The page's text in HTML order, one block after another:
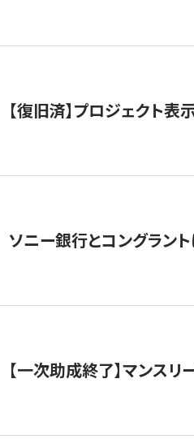
【復旧済】プロジェクト
ソニー銀行とコングラン
【一次助成終了】マンス